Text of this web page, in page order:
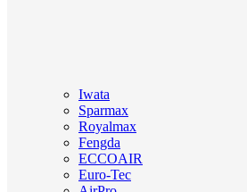
Iwata
Sparmax
Royalmax
Fengda
ECCOAIR
Euro-Tec